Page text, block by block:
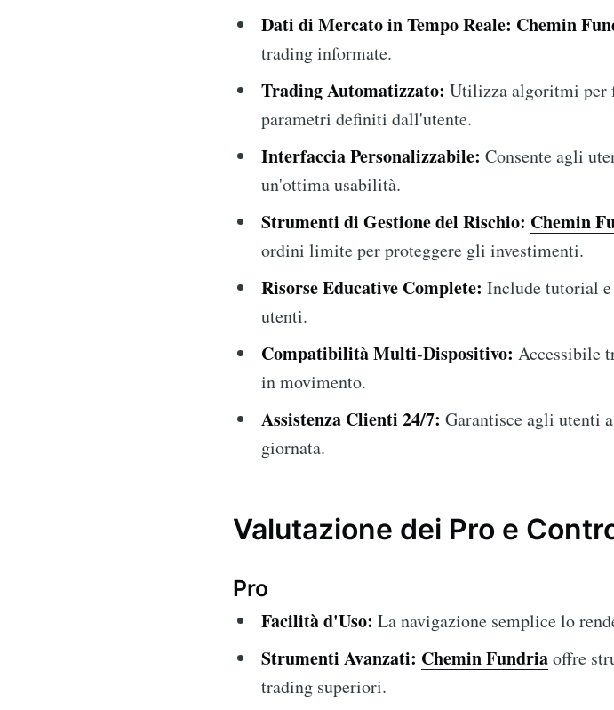
Dati di Mercato in Tempo Reale: Chemin
trading informate.
Trading Automatizzato: Utilizza algoritmi per
parametri definiti dall'utente.
Interfaccia Personalizzabile: Consente agli
un'ottima usabilità.
Strumenti di Gestione del Rischio: Chemin
ordini limite per proteggere gli investimenti.
Risorse Educative Complete: Include tutorial
utenti.
Compatibilità Multi-Dispositivo: Accessibile
in movimento.
Assistenza Clienti 24/7: Garantisce agli utenti
giornata.
Valutazione dei Pro e
Pro
Facilità d'Uso: La navigazione semplice lo
Strumenti Avanzati: Chemin Fundriaoffre
trading superiori.